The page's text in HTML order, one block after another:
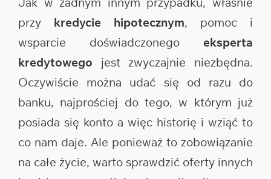
przy kredycie hipotecznym, pomoc i
wsparcie doświadczonego eksperta
kredytowego jest zwyczajnie niezbędna.
Oczywiście można udać się od razu do
banku, najprościej do tego, w którym już
posiada się konto a więc historię i wziąć to
co nam daje. Ale ponieważ to zobowiązanie
na całe życie, warto sprawdzić oferty innych